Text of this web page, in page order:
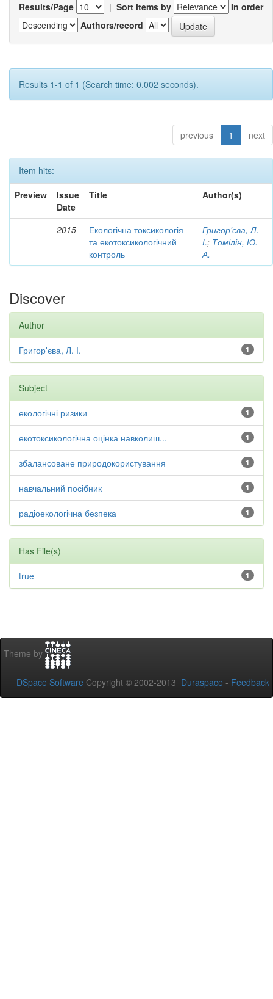
Results/Page | Sort items by
In order
Authors/record
Results 1-1 of 1 (Search time: 0.002 seconds).
previous 1 next
Item hits:
Preview
Issue
Date
Title Author(s)
2015
Екологічна токсикологія
та екотоксикологічний
контроль
Григор'єва, Л.
І.; Томілін, Ю.
А.
Discover
Author
1
Григор'єва, Л. І.
Subject
1
екологічні ризики
1
екотоксикологічна оцінка навколиш...
1
збалансоване природокористування
1
навчальний посібник
1
радіоекологічна безпека
Has File(s)
1
true
Theme by
DSpace Software Copyright © 2002-2013 Duraspace - Feedback